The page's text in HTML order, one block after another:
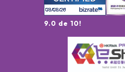
9.0 de 10!